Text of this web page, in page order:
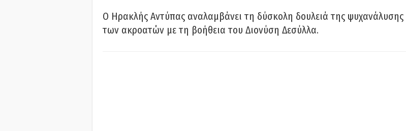
Ο Ηρακλής Αντύπας αναλαμβάνει τη δύσκολη δουλειά της ψυχανάλυσης
των ακροατών με τη βοήθεια του Διονύση Δεσύλλα.